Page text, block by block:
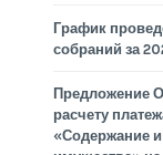
График
собраний за
Предложение
расчету
«Содержание